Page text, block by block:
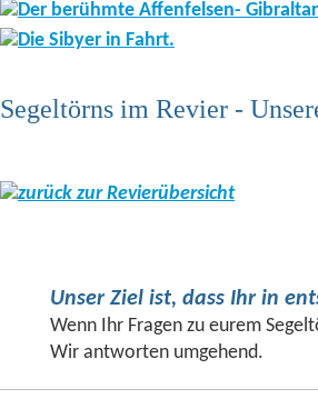
Segeltörns im Revier -
zurück zur Revierübersicht
Unser Ziel ist, dass Ihr in
Wenn Ihr Fragen zu eurem
Wir antworten umgehend.